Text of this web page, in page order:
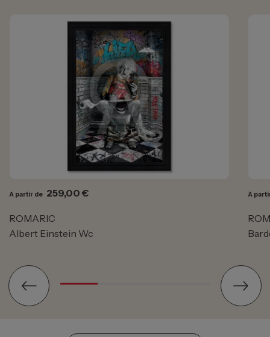
A partir de Prix
259,00 €
ROMARIC
Albert Einstein Wc
A